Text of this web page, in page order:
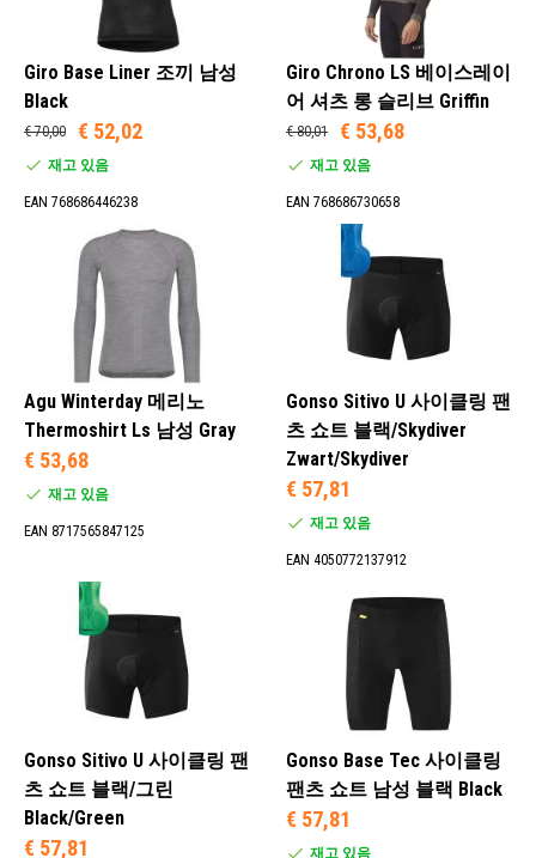
Giro Base Liner 조끼 남성
Black
€ 70,00 € 52,02
재고 있음
EAN 768686446238
Giro Chrono LS 베이스레이
어 셔츠 롱 슬리브 Griffin
€ 80,01 € 53,68
재고 있음
EAN 768686730658
Agu Winterday 메리노
Thermoshirt Ls 남성 Gray
€ 53,68
재고 있음
EAN 8717565847125
Gonso Sitivo U 사이클링 팬
츠 쇼트 블랙/Skydiver
Zwart/Skydiver
€ 57,81
재고 있음
EAN 4050772137912
Gonso Sitivo U 사이클링 팬
츠 쇼트 블랙/그린
Black/Green
€ 57,81
Gonso Base Tec 사이클링
팬츠 쇼트 남성 블랙 Black
€ 57,81
재고 있음